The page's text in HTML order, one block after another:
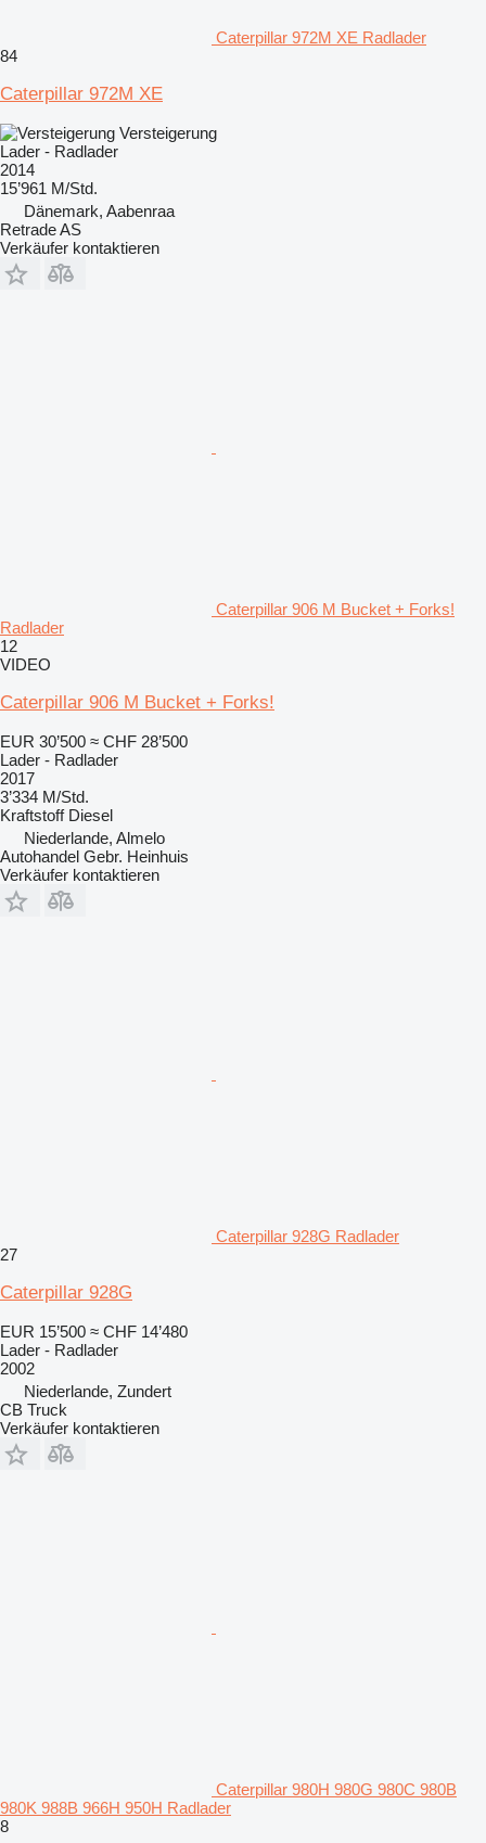
Caterpillar 972M XE Radlader
84
Caterpillar 972M XE
Versteigerung
Lader - Radlader
2014
15’961 M/Std.
Dänemark, Aabenraa
Retrade AS
Verkäufer kontaktieren
Caterpillar 906 M Bucket + Forks!
Radlader
12
VIDEO
Caterpillar 906 M Bucket + Forks!
EUR 30’500 ≈ CHF 28’500
Lader - Radlader
2017
3’334 M/Std.
Kraftstoff Diesel
Niederlande, Almelo
Autohandel Gebr. Heinhuis
Verkäufer kontaktieren
Caterpillar 928G Radlader
27
Caterpillar 928G
EUR 15’500 ≈ CHF 14’480
Lader - Radlader
2002
Niederlande, Zundert
CB Truck
Verkäufer kontaktieren
Caterpillar 980H 980G 980C 980B
980K 988B 966H 950H Radlader
8